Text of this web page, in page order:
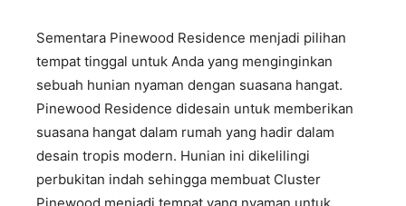
Sementara Pinewood Residence menjadi pilihan
tempat tinggal untuk Anda yang menginginkan
sebuah hunian nyaman dengan suasana hangat.
Pinewood Residence didesain untuk memberikan
suasana hangat dalam rumah yang hadir dalam
desain tropis modern. Hunian ini dikelilingi
perbukitan indah sehingga membuat Cluster
Pinewood menjadi tempat yang nyaman untuk